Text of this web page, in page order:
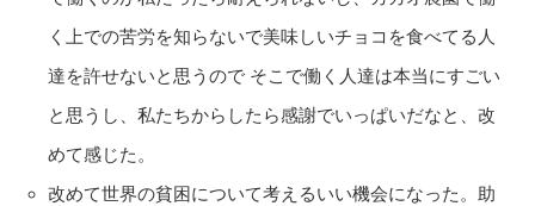
く上での苦労を知らないで美味しいチョコを食べてる人
達を許せないと思うので そこで働く人達は本当にすごい
と思うし、私たちからしたら感謝でいっぱいだなと、改
めて感じた。
改めて世界の貧困について考えるいい機会になった。助